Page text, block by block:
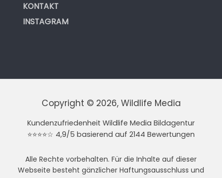
KONTAKT
INSTAGRAM
Copyright © 2026, Wildlife Media
Kundenzufriedenheit Wildlife Media Bildagentur
⭐⭐⭐⭐☆ 4,9/5 basierend auf 2144 Bewertungen
Alle Rechte vorbehalten. Für die Inhalte auf dieser
Webseite besteht gänzlicher Haftungsausschluss und